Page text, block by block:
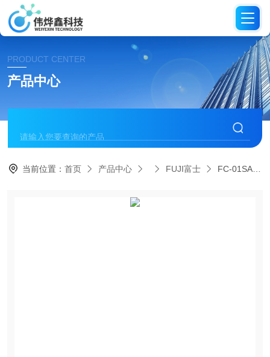
PRODUCT CENTER
产品中心
当前位置：首页 产品中心 FUJI富士 FC-01SA-H N日本FUJI富士冲击工具堵缝锤